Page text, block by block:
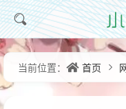
当前位置： 首页